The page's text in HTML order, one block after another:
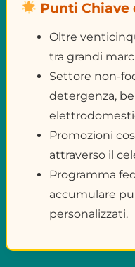
Punti Chiave
Oltre
tra grandi
Settore non-
detergenza,
Promozioni
attraverso il
Programma
accumulare
personalizzati.